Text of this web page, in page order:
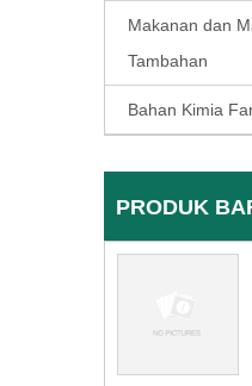
Makanan dan
Tambahan
Bahan Kimia
PRODUK